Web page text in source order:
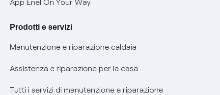
Agevolazione utenti con disabilità per offerte Fibra
Informativa RAEE
App Enel On Your Way
Prodotti e servizi
Manutenzione e riparazione caldaia
Assistenza e riparazione per la casa
Tutti i servizi di manutenzione e riparazione